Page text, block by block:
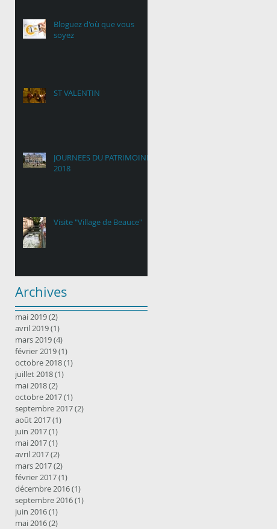
Bloguez d'où que vous
soyez
ST VALENTIN
JOURNEES DU PATRIMOINE
2018
Visite "Village de Beauce"
Archives
mai 2019(2)
avril 2019(1)
mars 2019(4)
février 2019(1)
octobre 2018(1)
juillet 2018(1)
mai 2018(2)
octobre 2017(1)
septembre 2017(2)
août 2017(1)
juin 2017(1)
mai 2017(1)
avril 2017(2)
mars 2017(2)
février 2017(1)
décembre 2016(1)
septembre 2016(1)
juin 2016(1)
mai 2016(2)